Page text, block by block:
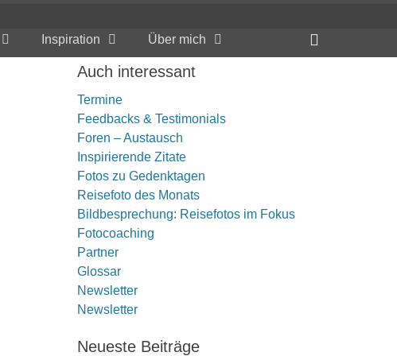
Inspiration Über mich
Toggle
Auch interessant
Termine
Feedbacks & Testimonials
Foren – Austausch
Inspirierende Zitate
Fotos zu Gedenktagen
Reisefoto des Monats
Bildbesprechung: Reisefotos im Fokus
Fotocoaching
Partner
Glossar
Newsletter
Newsletter
Neueste Beiträge